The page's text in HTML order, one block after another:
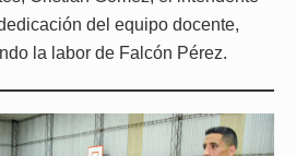
del equipo docente,
la labor de Falcón Pérez.